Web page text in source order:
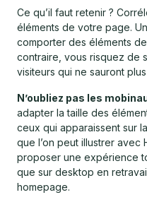
Ce qu’il faut retenir ?
éléments de votre page.
comporter des éléments
contraire, vous risquez de
visiteurs qui ne sauront
N’oubliez pas les
adapter la taille des
ceux qui apparaissent sur
que l’on peut illustrer avec
proposer une expérience
que sur desktop en
homepage.